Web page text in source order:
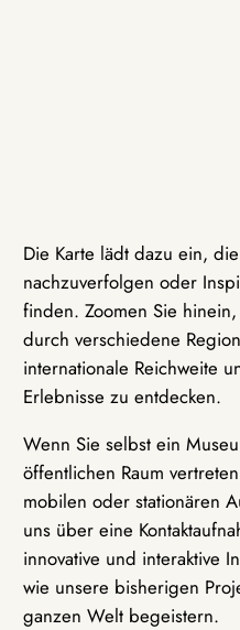
Die Karte lädt dazu ein,
nachzuverfolgen oder
finden. Zoomen Sie
durch verschiedene
internationale Reichweite
Erlebnisse zu entdecken.
Wenn Sie selbst ein
öffentlichen Raum
mobilen oder stationären
uns über eine
innovative und interaktive
wie unsere bisherigen
ganzen Welt begeistern.